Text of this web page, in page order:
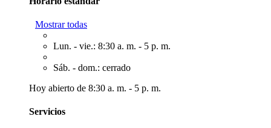
Mostrar todas
Lun. - vie.: 8:30 a. m. - 5 p. m.
Sáb. - dom.: cerrado
Hoy abierto de 8:30 a. m. - 5 p. m.
Servicios